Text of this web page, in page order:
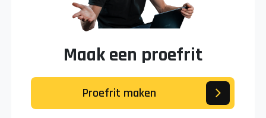
Maak een proefrit
Proefrit maken